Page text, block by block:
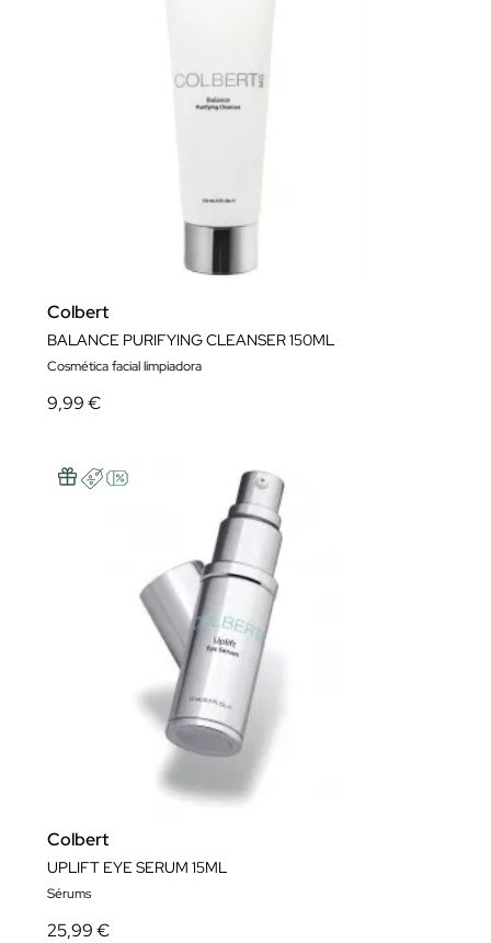
Colbert
BALANCE PURIFYING CLEANSER 150ML
Cosmética facial limpiadora
9,99 €
Colbert
UPLIFT EYE SERUM 15ML
Sérums
25,99 €